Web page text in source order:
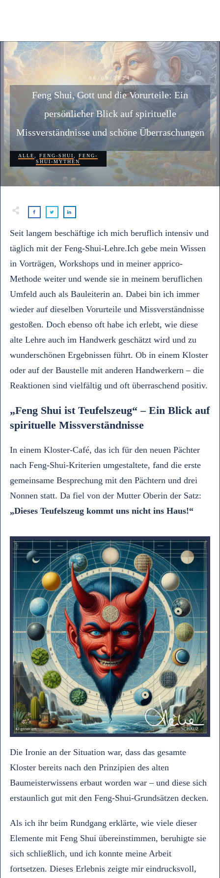
06/09/2024
Feng Shui, Gott und die Vorurteile: Ein
persönlicher Blick auf spirituelle
Missverständnisse und schöne Überraschungen
ALLE ,FENG-SHUI ,FENG-
SHUI-MYTHEN
Seit langem beschäftige ich mich beruflich intensiv und
täglich mit der Feng-Shui-Lehre.Ich gebe mein Wissen
in Vorträgen, Workshops und in meiner apprico-
Methode weiter und wende sie in meinem beruflichen
Umfeld auch als Bauleiterin an. Dabei bin ich immer
wieder auf dieselben Vorurteile und Missverständnisse
gestoßen. Doch ebenso oft habe ich erlebt, wie diese
alte Lehre auch im Handwerk geschätzt wird und zu
wunderschönen Ergebnissen führt. Ob in einem Kloster
oder auf der Baustelle mit anderen Handwerkern – die
Reaktionen sind vielfältig und oft überraschend positiv.
„Feng Shui ist Teufelszeug“ – Ein Blick auf
spirituelle Missverständnisse
In einem Kloster-Café, das ich für den neuen Pächter
nach Feng-Shui-Kriterien umgestaltete, fand die erste
gemeinsame Besprechung mit den Pächtern und drei
Nonnen statt. Da fiel von der Mutter Oberin der Satz:
„Dieses Teufelszeug kommt uns nicht ins Haus!“
Die Ironie an der Situation war, dass das gesamte
Kloster bereits nach den Prinzipien des alten
Baumeisterwissens erbaut worden war – und diese sich
erstaunlich gut mit den Feng-Shui-Grundsätzen decken.
Als ich ihr beim Rundgang erklärte, wie viele dieser
Elemente mit Feng Shui übereinstimmen, beruhigte sie
sich schließlich, und ich konnte meine Arbeit
fortsetzen. Dieses Erlebnis zeigte mir eindrucksvoll,